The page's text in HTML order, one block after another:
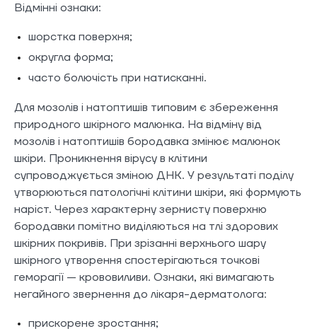
Відмінні ознаки:
шорстка поверхня;
округла форма;
часто болючість при натисканні.
Для мозолів і натоптишів типовим є збереження
природного шкірного малюнка. На відміну від
мозолів і натоптишів бородавка змінює малюнок
шкіри. Проникнення вірусу в клітини
супроводжується зміною ДНК. У результаті поділу
утворюються патологічні клітини шкіри, які формують
наріст. Через характерну зернисту поверхню
бородавки помітно виділяються на тлі здорових
шкірних покривів. При зрізанні верхнього шару
шкірного утворення спостерігаються точкові
геморагії — крововиливи. Ознаки, які вимагають
негайного звернення до лікаря-дерматолога:
прискорене зростання;